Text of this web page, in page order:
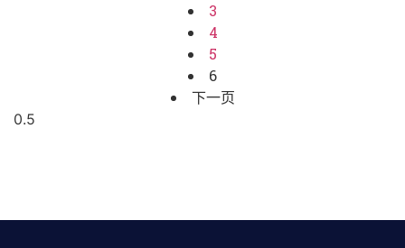
3
4
5
6
下一页